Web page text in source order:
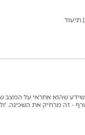
תיעוד
- שידע שהוא אחראי על המצב
- זה מרחיק את השכינה.